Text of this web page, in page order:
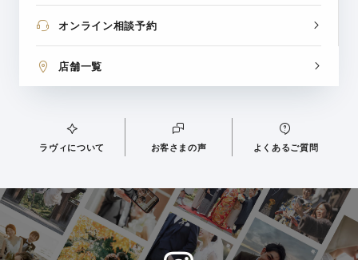
オンライン相談予約
店舗一覧
ラヴィについて お客さまの声 よくあるご質問